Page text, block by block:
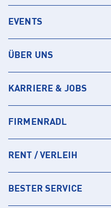
EVENTS
ÜBER UNS
KARRIERE & JOBS
FIRMENRADL
RENT / VERLEIH
BESTER SERVICE